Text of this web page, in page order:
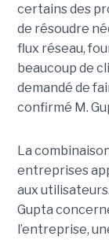
certains des
de résoudre
flux réseau,
beaucoup de
demandé de
confirmé M.
La
entreprises
aux
Gupta
l’entreprise,